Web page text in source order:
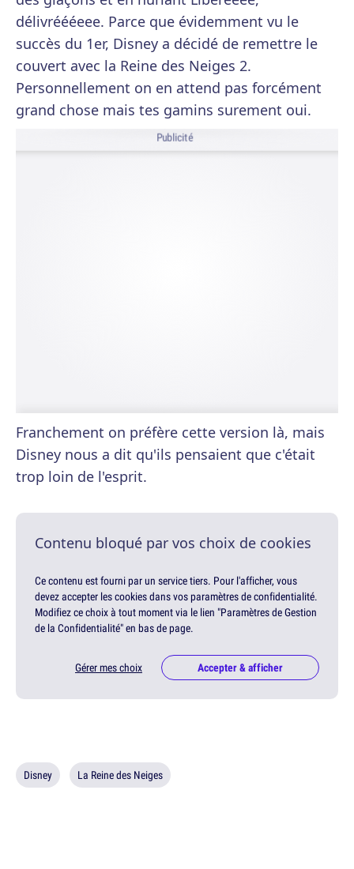
délivréééeee. Parce que évidemment vu le
succès du 1er, Disney a décidé de remettre le
couvert avec la Reine des Neiges 2.
Personnellement on en attend pas forcément
grand chose mais tes gamins surement oui.
Publicité
Franchement on préfère cette version là, mais
Disney nous a dit qu'ils pensaient que c'était
trop loin de l'esprit.
Contenu bloqué par vos choix de cookies
Ce contenu est fourni par un service tiers. Pour l'afficher, vous
devez accepter les cookies dans vos paramètres de confidentialité.
Modifiez ce choix à tout moment via le lien "Paramètres de Gestion
de la Confidentialité" en bas de page.
Gérer mes choix Accepter & afficher
Disney La Reine des Neiges